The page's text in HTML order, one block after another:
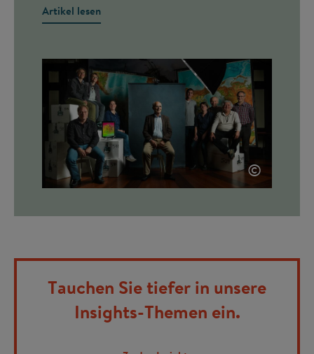
Artikel lesen
©
Tauchen Sie tiefer in unsere
Insights-Themen ein.